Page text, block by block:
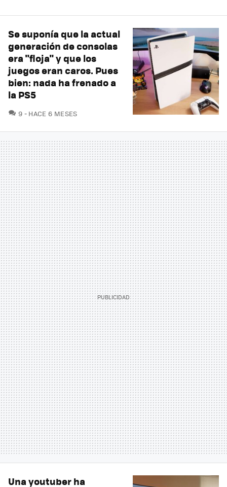
Se suponía que la actual
generación de consolas
era "floja" y que los
juegos eran caros. Pues
bien: nada ha frenado a
la PS5
9 COMENTARIOS
HACE 6 MESES
Una youtuber ha